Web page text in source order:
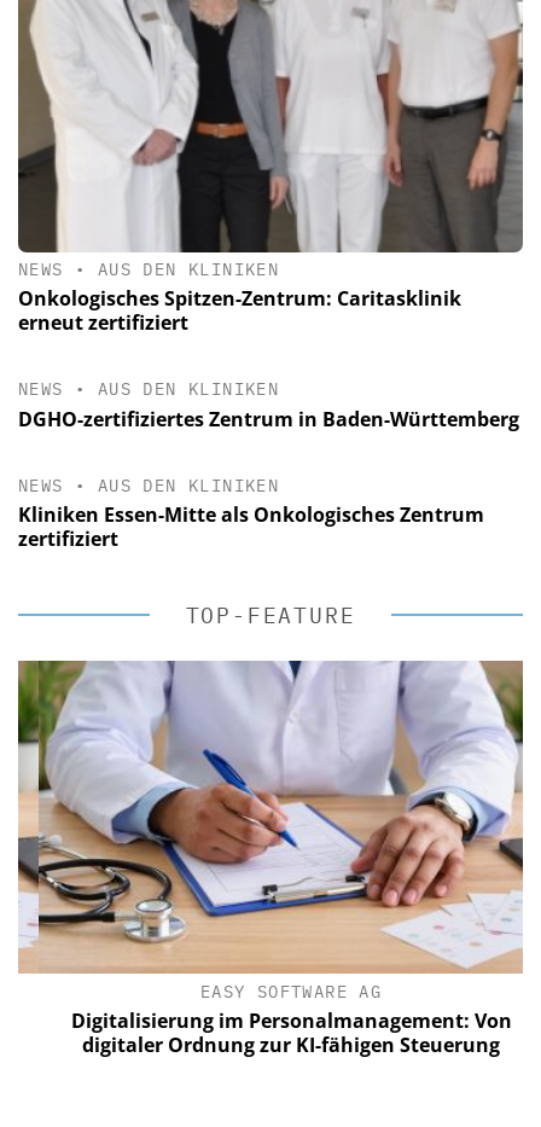
NEWS • AUS DEN KLINIKEN
Onkologisches Spitzen-Zentrum: Caritasklinik
erneut zertifiziert
NEWS • AUS DEN KLINIKEN
DGHO-zertifiziertes Zentrum in Baden-Württemberg
NEWS • AUS DEN KLINIKEN
Kliniken Essen-Mitte als Onkologisches Zentrum
zertifiziert
TOP-FEATURE
EASY SOFTWARE AG
Digitalisierung im Personalmanagement: Von
digitaler Ordnung zur KI-fähigen Steuerung